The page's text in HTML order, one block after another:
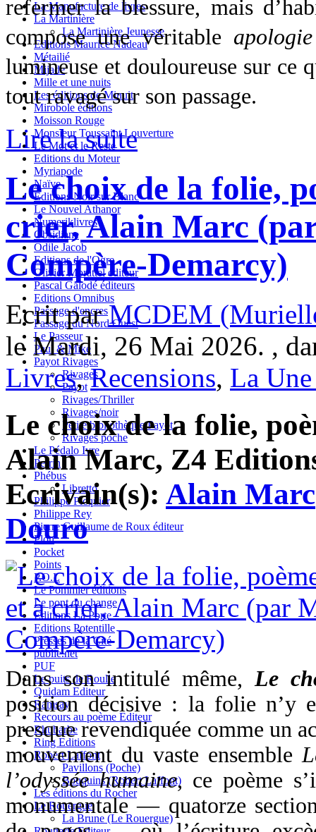
La Manufacture de livres
La Martinière
La Martinière Jeunesse
Editions Maurice Nadeau
Métailié
Mijade
Mille et une nuits
Les éditions de Minuit
Mirobole éditions
Moisson Rouge
Monsieur Toussaint Louverture
Le Mot et le Reste
Editions du Moteur
Myriapode
Naïve
Editions Noir sur Blanc
Le Nouvel Athanor
Numeriklivres
Obsidiane
Odile Jacob
Editions de l'Ogre
Olivier Morattel éditeur
Pascal Galodé éditeurs
Editions Omnibus
Passage d'encres
Passage du Nord Ouest
Le Passeur
Paul & Mike
Payot Rivages
Rivages
Payot
Rivages/Thriller
Rivages/noir
Petite bibliothèque Payot
Rivages poche
Le Pédalo Ivre
Perrin
Phébus
Libretto
Philippe Picquier
Philippe Rey
Pierre Guillaume de Roux éditeur
Plon
Pocket
Points
P.O.L
Le Pommier éditions
Le pont du change
Editions La Porte
Editions Potentille
Presses de la Cité
publie.net
PUF
Le puits de Roulle
Quidam Editeur
Ramsay
Recours au poème Editeur
Rhubarbe
Ring Editions
Robert Laffont
Pavillons (Poche)
Bouquins (Robert Laffont)
Les éditions du Rocher
Le Rouergue
La Brune (Le Rouergue)
refermer la blessure, mais
compose une véritable
lumineuse et douloureuse sur ce
tout ravagé sur son passage.
Lire la suite
Le choix de la folie,
crier, Alain Marc
Compère-Demarcy)
Ecrit parMCDEM
le Mardi, 26 Mai 2026. ,
Livres,Recensions, La
Le choix de la folie,
Alain Marc, Z4
Ecrivain(s): Alain Marc
Douro
Dans son intitulé même,Le
position décisive : la folie n’y
presque revendiquée comme un
mouvement du vaste ensemble
l’odyssée humaine, ce poème
monumentale — quatorze